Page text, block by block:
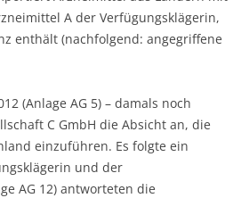
A der Verfügungsklägerin,
enthält (nachfolgend: angegriffene
(Anlage AG 5) – damals noch
C GmbH die Absicht an, die
einzuführen. Es folgte ein
und der
AG 12) antworteten die